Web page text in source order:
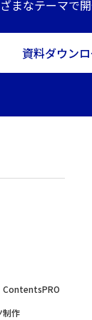
まなテーマで
資料ダウン
ContentsPRO
制作